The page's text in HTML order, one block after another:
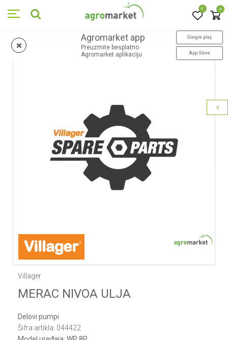
0 0
Agromarket app
Preuzmite besplatno
Agromarket aplikaciju
Google play
App Store
Villager
MERAC NIVOA ULJA
Delovi pumpi
Šifra artikla: 044422